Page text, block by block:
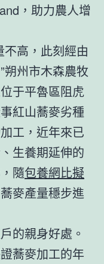
，助力農人增
高，此刻經由
朔州市木森農牧
于平魯區阻虎
紅山蕎麥劣種
工，近年來已
生養期延伸的
隨包養網比擬
麥產量穩步進
親身好處。
蕎麥加工的年